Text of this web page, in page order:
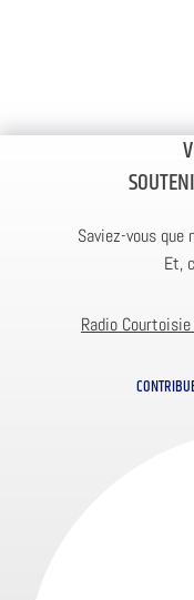
Saviez-vous
Et,
Radio